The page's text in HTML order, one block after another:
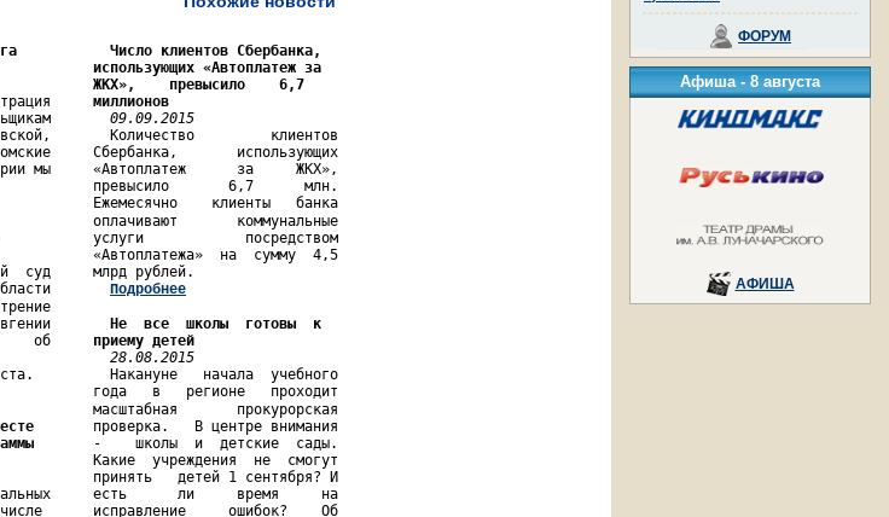
Число клиентов Сбербанка,
использующих «Автоплатеж за
ЖКХ»,    превысило    6,7
миллионов
09.09.2015
Количество         клиентов
Сбербанка,       использующих
мы     «Автоплатеж      за     ЖКХ»,
превысило       6,7      млн.
Ежемесячно    клиенты   банка
оплачивают       коммунальные
           услуги            посредством
«Автоплатежа»  на  сумму  4,5
суд     млрд рублей.
области Подробнее
рассмотрение
Евгении
Не  все  школы  готовы  к
об приему детей
28.08.2015
Накануне   начала  учебного
года   в   регионе   проходит
масштабная       прокурорская
Какие  учреждения  не  смогут
принять   детей 1 сентября? И
есть      ли     время     на
исправление     ошибок?    Об
ФОРУМ
Афиша -8 августа
АФИША